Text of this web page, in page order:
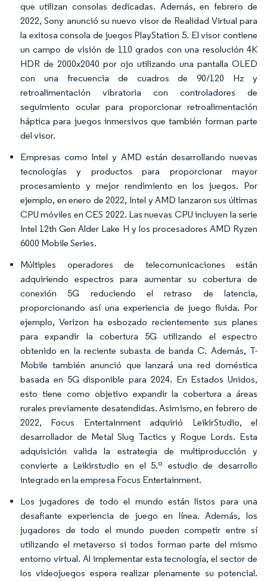
que utilizan consolas dedicadas. Además, en febrero de
2022, Sony anunció su nuevo visor de Realidad Virtual para
la exitosa consola de juegos PlayStation 5. El visor contiene
un campo de visión de 110 grados con una resolución 4K
HDR de 2000x2040 por ojo utilizando una pantalla OLED
con una frecuencia de cuadros de 90/120 Hz y
retroalimentación vibratoria con controladores de
seguimiento ocular para proporcionar retroalimentación
háptica para juegos inmersivos que también forman parte
del visor.
Empresas como Intel y AMD están desarrollando nuevas
tecnologías y productos para proporcionar mayor
procesamiento y mejor rendimiento en los juegos. Por
ejemplo, en enero de 2022, Intel y AMD lanzaron sus últimas
CPU móviles en CES 2022. Las nuevas CPU incluyen la serie
Intel 12th Gen Alder Lake H y los procesadores AMD Ryzen
6000 Mobile Series.
Múltiples operadores de telecomunicaciones están
adquiriendo espectros para aumentar su cobertura de
conexión 5G reduciendo el retraso de latencia,
proporcionando así una experiencia de juego fluida. Por
ejemplo, Verizon ha esbozado recientemente sus planes
para expandir la cobertura 5G utilizando el espectro
obtenido en la reciente subasta de banda C. Además, T-
Mobile también anunció que lanzará una red doméstica
basada en 5G disponible para 2024. En Estados Unidos,
esto tiene como objetivo expandir la cobertura a áreas
rurales previamente desatendidas. Asimismo, en febrero de
2022, Focus Entertainment adquirió LeikirStudio, el
desarrollador de Metal Slug Tactics y Rogue Lords. Esta
adquisición valida la estrategia de multiproducción y
convierte a Leikirstudio en el 5.º estudio de desarrollo
integrado en la empresa Focus Entertainment.
Los jugadores de todo el mundo están listos para una
desafiante experiencia de juego en línea. Además, los
jugadores de todo el mundo pueden competir entre sí
utilizando el metaverso si todos forman parte del mismo
entorno virtual. Al implementar esta tecnología, el sector de
los videojuegos espera realizar plenamente su potencial.